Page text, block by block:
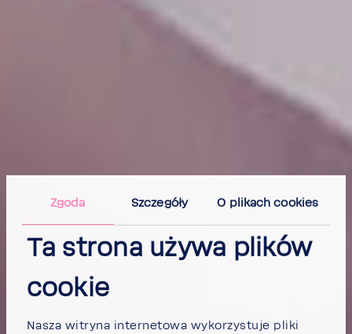
Zgoda Szczegóły O plikach cookies
Ta strona używa plików
cookie
Nasza witryna internetowa wykorzystuje pliki